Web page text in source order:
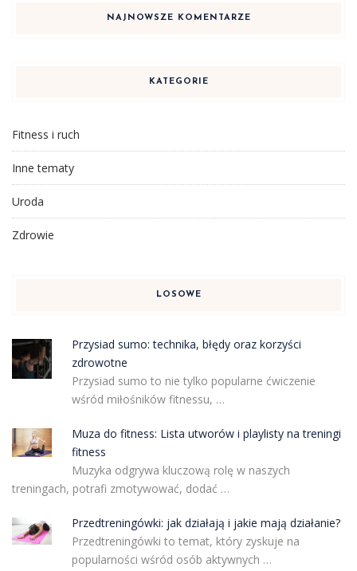
NAJNOWSZE KOMENTARZE
KATEGORIE
Fitness i ruch
Inne tematy
Uroda
Zdrowie
LOSOWE
Przysiad sumo: technika, błędy oraz korzyści
zdrowotne
Przysiad sumo to nie tylko popularne ćwiczenie
wśród miłośników fitnessu, …
Muza do fitness: Lista utworów i playlisty na treningi
fitness
Muzyka odgrywa kluczową rolę w naszych
treningach, potrafi zmotywować, dodać …
Przedtreningówki: jak działają i jakie mają działanie?
Przedtreningówki to temat, który zyskuje na
popularności wśród osób aktywnych …